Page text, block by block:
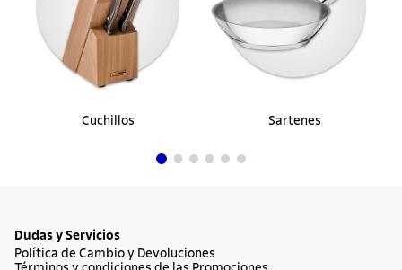
Cuchillos Sartenes
Dudas y Servicios
Política de Cambio y Devoluciones